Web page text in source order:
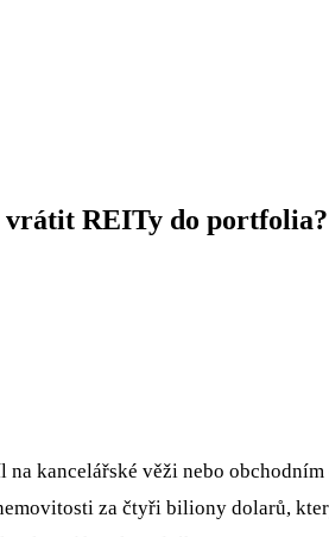
vrátit REITy do portfolia?
kancelářské věži nebo
za čtyři biliony dolarů,